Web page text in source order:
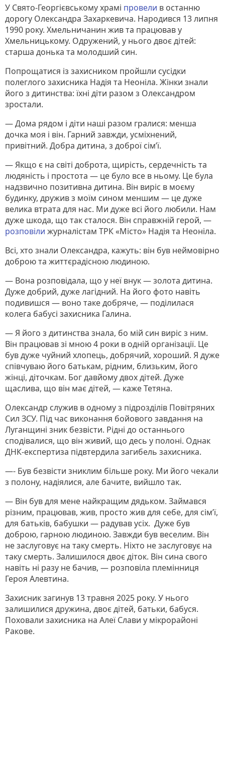
У Свято-Георгієвському храмі провели в останню
дорогу Олександра Захаркевича. Народився 13 липня
1990 року. Хмельничанин жив та працював у
Хмельницькому. Одружений, у нього двоє дітей:
старша донька та молодший син.
Попрощатися із захисником пройшли сусідки
полеглого захисника Надія та Неоніла. Жінки знали
його з дитинства: їхні діти разом з Олександром
зростали.
— Дома рядом і діти наші разом гралися: менша
дочка моя і він. Гарний завжди, усміхнений,
привітний. Добра дитина, з доброї сім’ї.
— Якщо є на світі доброта, щирість, сердечність та
людяність і простота — це було все в ньому. Це була
надзвично позитивна дитина. Він виріс в моєму
будинку, дружив з моїм сином меншим — це дуже
велика втрата для нас. Ми дуже всі його любили. Нам
дуже шкода, що так сталося. Він справжній герой, —
розповіли журналістам ТРК «Місто» Надія та Неоніла.
Всі, хто знали Олександра, кажуть: він був неймовірно
доброю та життєрадісною людиною.
— Вона розповідала, що у неї внук — золота дитина.
Дуже добрий, дуже лагідний. На його фото навіть
подивишся — воно таке добряче, — поділилася
колега бабусі захисника Галина.
— Я його з дитинства знала, бо мій син виріс з ним.
Він працював зі мною 4 роки в одній організації. Це
був дуже чуйний хлопець, добрячий, хороший. Я дуже
співчуваю його батькам, рідним, близьким, його
жінці, діточкам. Бог давйому двох дітей. Дуже
щаслива, що він має дітей, — каже Тетяна.
Олександр служив в одному з підрозділів Повітряних
Сил ЗСУ. Під час виконання бойового завдання на
Луганщині зник безвісти. Рідні до останнього
сподівалися, що він живий, що десь у полоні. Однак
ДНК-експертиза підвтердила загибель захисника.
—- Був безвісти зниклим більше року. Ми його чекали
з полону, надіялися, але бачите, вийшло так.
— Він був для мене найкращим дядьком. Займався
різним, працював, жив, просто жив для себе, для сім’ї,
для батьків, бабушки — радував усіх. Дуже був
доброю, гарною людиною. Завжди був веселим. Він
не заслуговує на таку смерть. Ніхто не заслуговує на
таку смерть. Залишилося двоє діток. Він сина свого
навіть ні разу не бачив, — розповіла племінниця
Героя Алевтина.
Захисник загинув 13 травня 2025 року. У нього
залишилися дружина, двоє дітей, батьки, бабуся.
Поховали захисника на Алеї Слави у мікрорайоні
Ракове.